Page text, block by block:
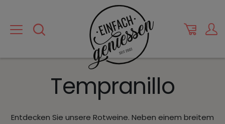
Tempranillo
Entdecken Sie unsere Rotweine. Neben einem breitem